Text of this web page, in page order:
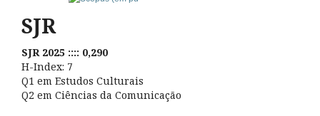
SJR
SJR 2025 :::: 0,290
H-Index: 7
Q1 em Estudos Culturais
Q2 em Ciências da Comunicação